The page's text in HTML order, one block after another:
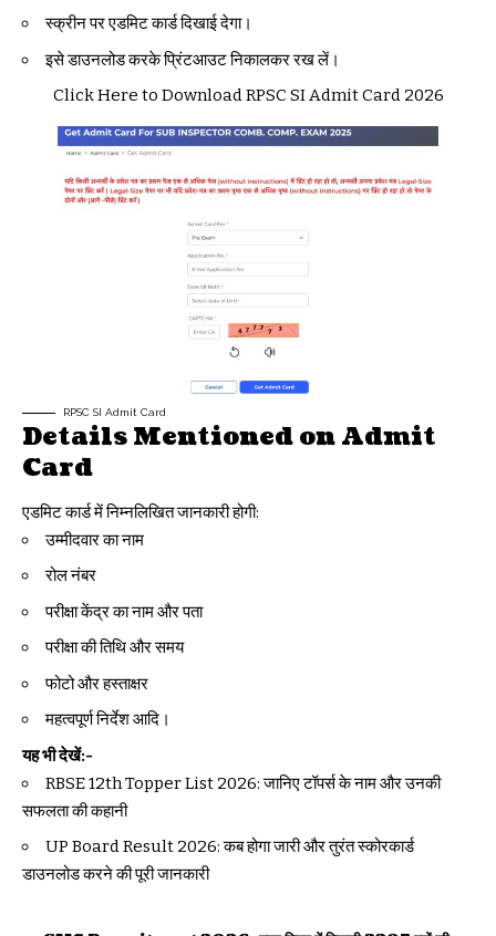
स्क्रीन पर एडमिट कार्ड दिखाई देगा।
इसे डाउनलोड करके प्रिंटआउट निकालकर रख लें।
Click Here to Download RPSC SI Admit Card 2026
RPSC SI Admit Card
Details Mentioned on Admit
Card
एडमिट कार्ड में निम्नलिखित जानकारी होगी:
उम्मीदवार का नाम
रोल नंबर
परीक्षा केंद्र का नाम और पता
परीक्षा की तिथि और समय
फोटो और हस्ताक्षर
महत्वपूर्ण निर्देश आदि।
यह भी देखें:-
RBSE 12th Topper List 2026: जानिए टॉपर्स के नाम और उनकी
सफलता की कहानी
UP Board Result 2026: कब होगा जारी और तुरंत स्कोरकार्ड
डाउनलोड करने की पूरी जानकारी